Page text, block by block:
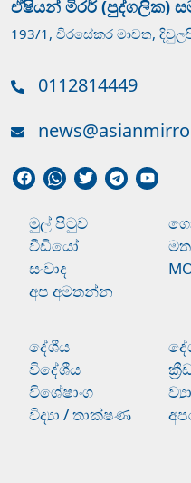
ඒෂියන් මිරර් (පුද්ගලික)
193/1, වීරසේකර මාවත,
0112814449
මුල් පිටුව
වීඩියෝ
සංවාද
අප අමතන්න
දේශීය
විදේශීය
විශේෂාංග
විද්‍යා / තාක්ෂණ